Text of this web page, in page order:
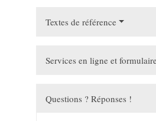
Textes de référence
Services en ligne et
Questions ? Réponses !